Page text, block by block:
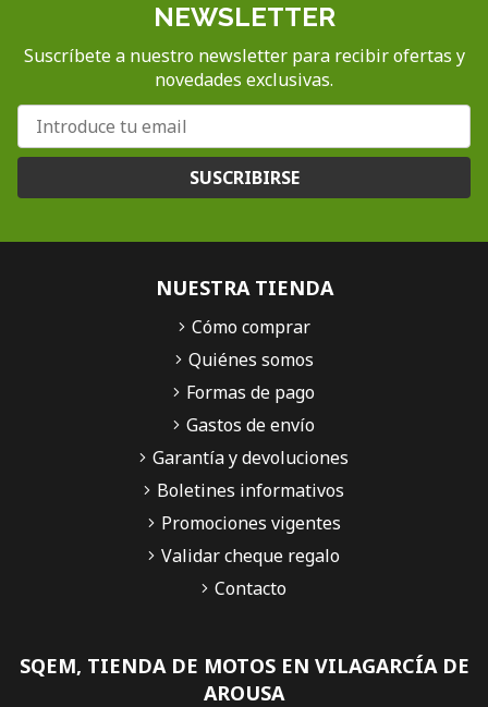
NEWSLETTER
Suscríbete a nuestro newsletter para recibir ofertas y
novedades exclusivas.
SUSCRIBIRSE
SQEM, TIENDA DE MOTOS EN VILAGARCÍA DE
AROUSA
NUESTRA TIENDA
Cómo comprar
Quiénes somos
Formas de pago
Gastos de envío
Garantía y devoluciones
Boletines informativos
Promociones vigentes
Validar cheque regalo
Contacto